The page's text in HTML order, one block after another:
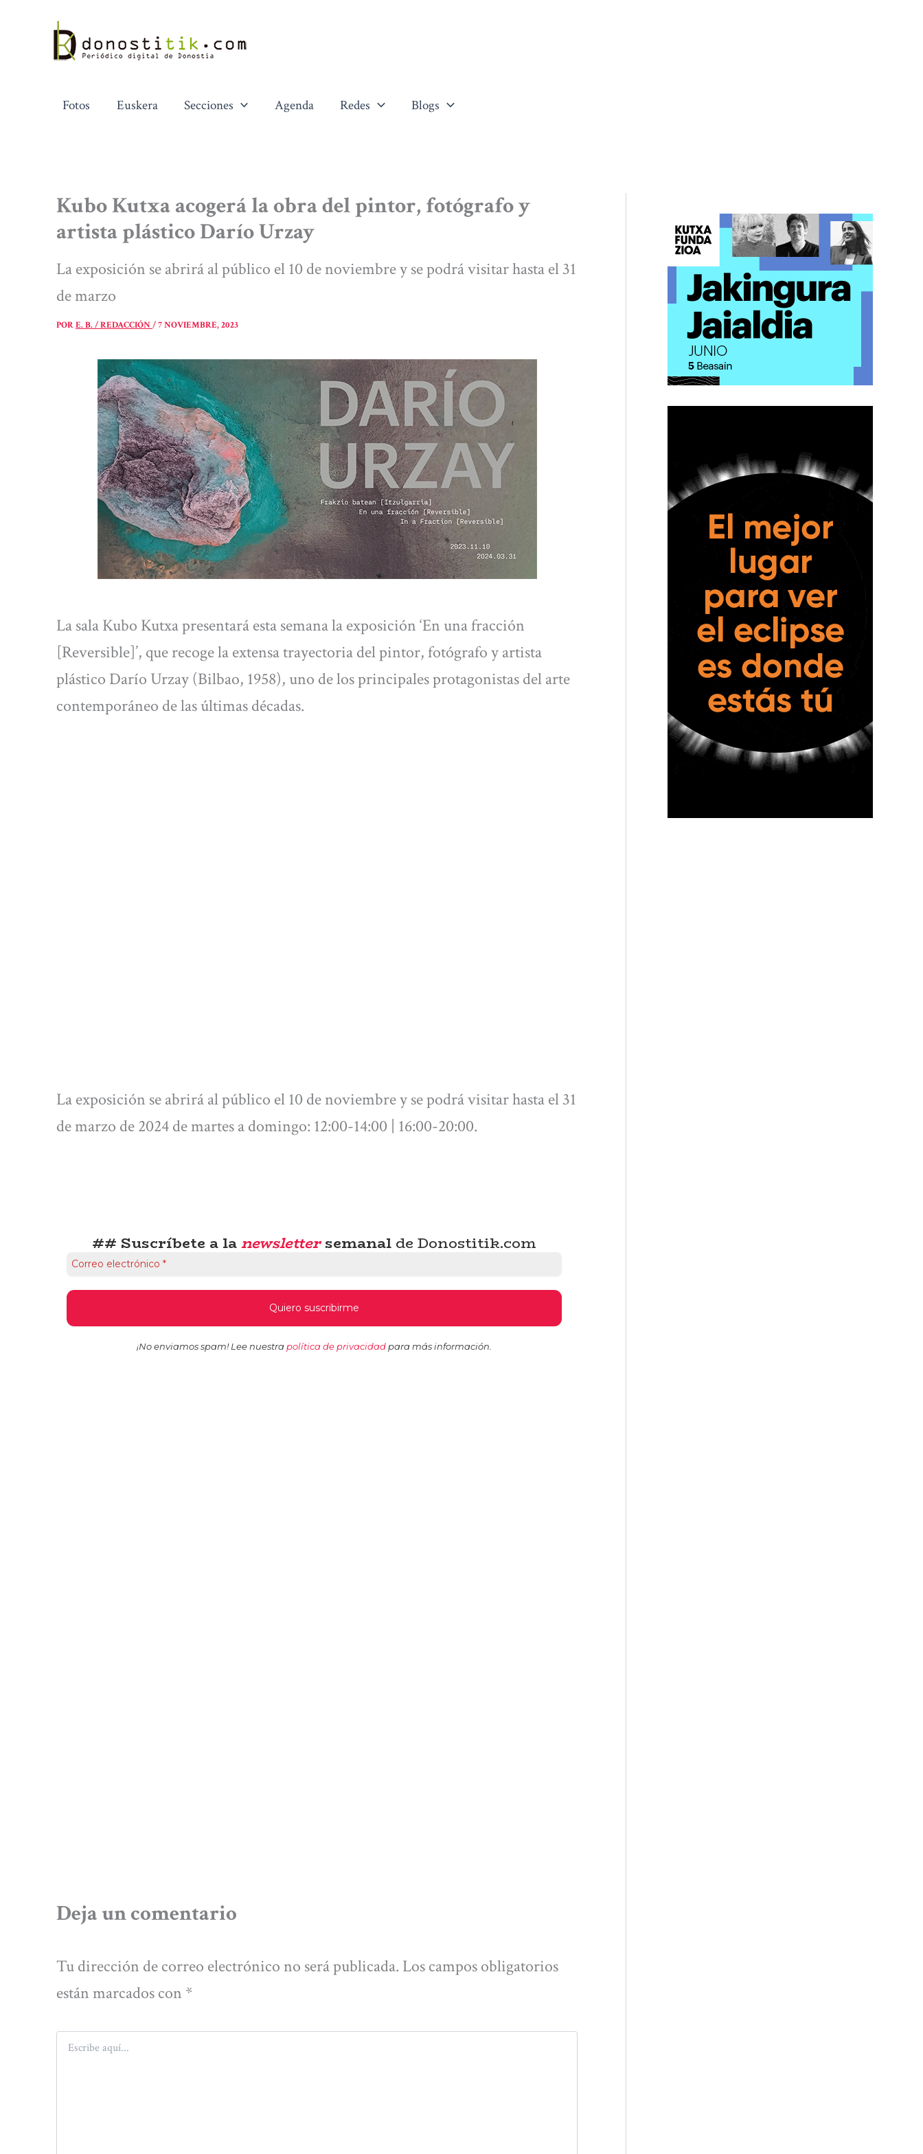
contenido
Fotos Euskera Secciones Agenda Redes Blogs
Kubo Kutxa acogerá la obra del pintor, fotógrafo y
artista plástico Darío Urzay
La exposición se abrirá al público el 10 de noviembre y se podrá visitar hasta el 31
de marzo
PORE. B. / REDACCIÓN/7 NOVIEMBRE, 2023
La sala Kubo Kutxa presentará esta semana la exposición ‘En una fracción
[Reversible]’, que recoge la extensa trayectoria del pintor, fotógrafo y artista
plástico Darío Urzay (Bilbao, 1958), uno de los principales protagonistas del arte
contemporáneo de las últimas décadas.
La exposición se abrirá al público el 10 de noviembre y se podrá visitar hasta el 31
de marzo de 2024 de martes a domingo: 12:00-14:00 | 16:00-20:00.
## Suscríbete a lanewslettersemanal de Donostitik.com
¡No enviamos spam! Lee nuestra política de privacidad para más información.
Deja un comentario
Tu dirección de correo electrónico no será publicada. Los campos obligatorios
están marcados con *
aquí...